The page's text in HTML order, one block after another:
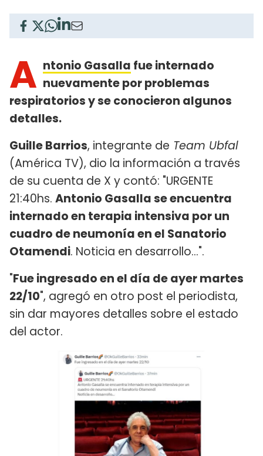
A ntonio Gasalla fue internado
nuevamente por problemas
respiratorios y se conocieron algunos
detalles.
Guille Barrios, integrante de Team Ubfal
(América TV), dio la información a través
de su cuenta de X y contó: "URGENTE
21:40hs. Antonio Gasalla se encuentra
internado en terapia intensiva por un
cuadro de neumonía en el Sanatorio
Otamendi. Noticia en desarrollo...".
"Fue ingresado en el día de ayer martes
22/10", agregó en otro post el periodista,
sin dar mayores detalles sobre el estado
del actor.